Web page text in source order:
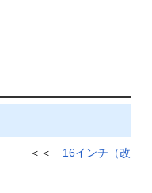
＜＜ 16インチ（改